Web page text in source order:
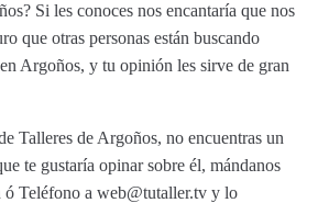
Si les conoces nos encantaría que nos
que otras personas están buscando
Argoños, y tu opinión les sirve de gran
Talleres de Argoños, no encuentras un
te gustaría opinar sobre él, mándanos
Teléfono a web@tutaller.tv y lo